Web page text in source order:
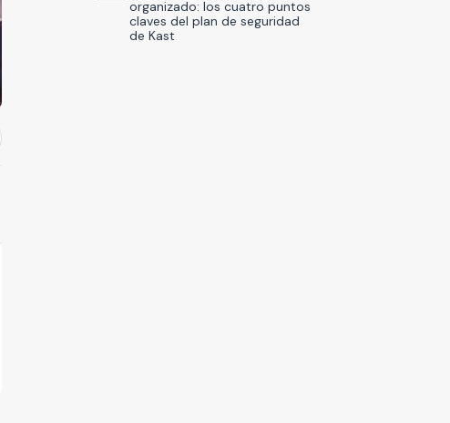
organizado: los cuatro puntos
claves del plan de seguridad
de Kast